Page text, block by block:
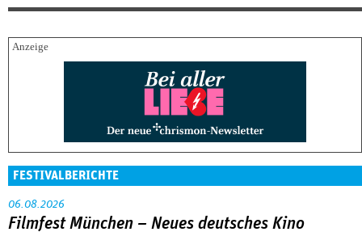
FESTIVALBERICHTE
06.08.2026
Filmfest München – Neues deutsches Kino